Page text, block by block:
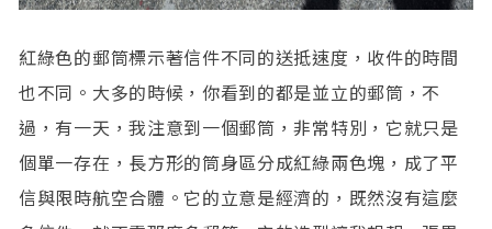
紅綠色的郵筒標示著信件不同的送抵速度，收件的時間
也不同。大多的時候，你看到的都是並立的郵筒，不
過，有一天，我注意到一個郵筒，非常特別，它就只是
個單一存在，長方形的筒身區分成紅綠兩色塊，成了平
信與限時航空合體。它的立意是經濟的，既然沒有這麼